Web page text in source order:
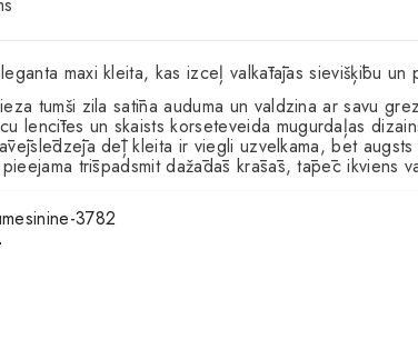
maxi kleita, kas izceļ valkātājas sievišķību un
tumši zila satīna auduma un valdzina ar savu
lencītes un skaists korseteveida mugurdaļas
dēļ kleita ir viegli uzvelkama, bet augsts
trīspadsmit dažādās krāsās, tāpēc ikviens
3782